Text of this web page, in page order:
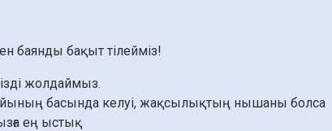
баянды бақыт тілейміз!
жолдаймыз.
басында келуі, жақсылықтың нышаны болса
ең ыстық